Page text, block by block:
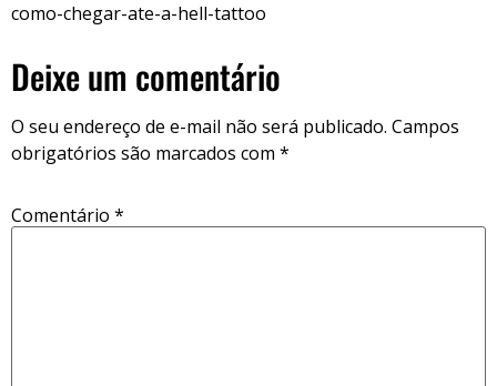
como-chegar-ate-a-hell-tattoo
Deixe um comentário
O seu endereço de e-mail não será publicado. Campos
obrigatórios são marcados com *
Comentário *